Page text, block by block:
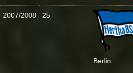
2007/2008 25
Berlin